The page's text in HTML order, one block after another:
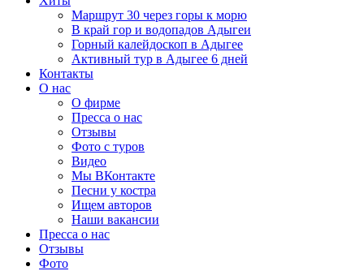
Маршрут 30 через горы к морю
В край гор и водопадов Адыгеи
Горный калейдоскоп в Адыгее
Активный тур в Адыгее 6 дней
Контакты
О нас
О фирме
Пресса о нас
Отзывы
Фото с туров
Видео
Мы ВКонтакте
Песни у костра
Ищем авторов
Наши вакансии
Пресса о нас
Отзывы
Фото